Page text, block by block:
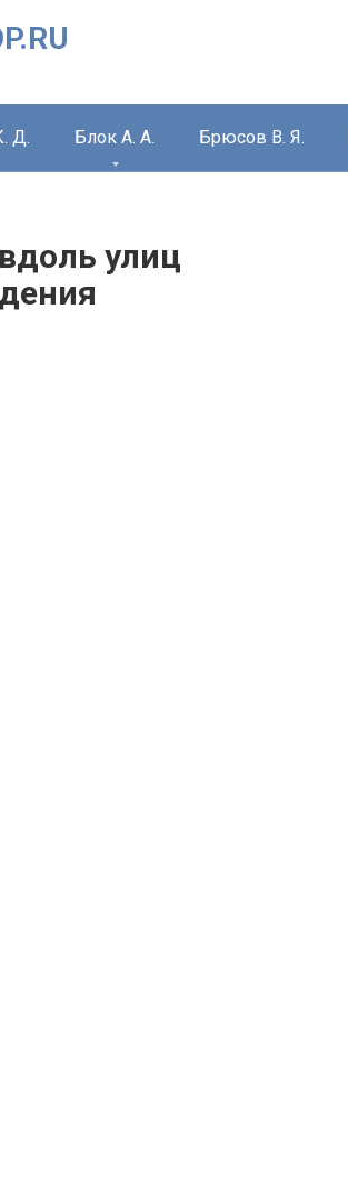
Д. Блок А. А. Брюсов В. Я.
улиц